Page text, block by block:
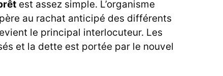
est assez simple. L’organisme
au rachat anticipé des différents
le principal interlocuteur. Les
et la dette est portée par le nouvel